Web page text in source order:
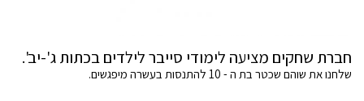
חברת שחקים מציעה לימודי סייבר לילדים בכתות ג'-יב'.
שלחנו את שוהם שכטר בת ה - 10 להתנסות בעשרה מיפגשים.